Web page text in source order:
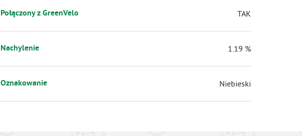
Połączony z GreenVelo TAK
Nachylenie 1.19 %
Oznakowanie Niebieski